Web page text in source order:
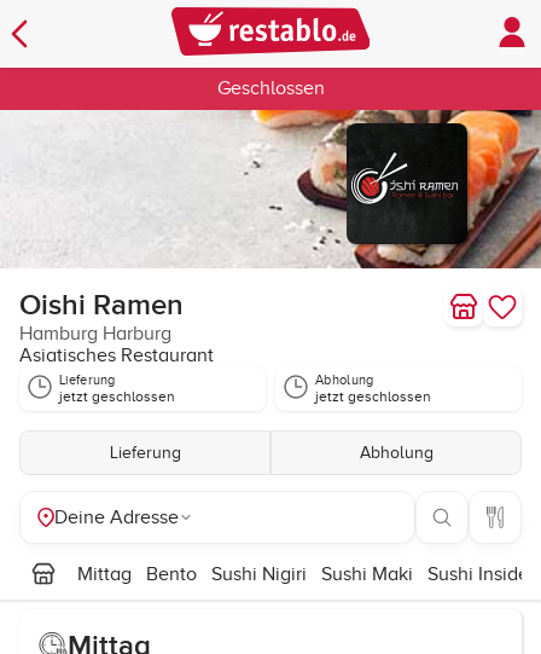
Geschlossen
Oishi Ramen
Hamburg Harburg
Asiatisches Restaurant
Lieferung
jetzt geschlossen
Abholung
jetzt geschlossen
Lieferung Abholung
Deine Adresse
Mittag Bento Sushi Nigiri Sushi Maki Sushi Inside
Mittag